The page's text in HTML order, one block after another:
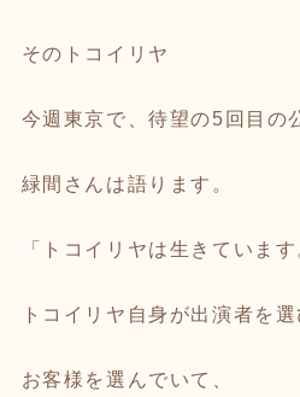
そのトコイリヤ
今週東京で、待望の5回目の
緑間さんは語ります。
「トコイリヤは生きています
トコイリヤ自身が出演者を選
お客様を選んでいて、